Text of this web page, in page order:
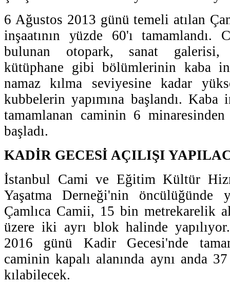
6 Ağustos 2013 günü temeli atılan
inşaatının yüzde 60'ı tamamlandı.
bulunan otopark, sanat galerisi,
kütüphane gibi bölümlerinin kaba
namaz kılma seviyesine kadar
kubbelerin yapımına başlandı. Kaba
tamamlanan caminin 6
başladı.
KADİR GECESİ AÇILIŞI
İstanbul Cami ve Eğitim Kültür
Yaşatma Derneği'nin öncülüğünde
Çamlıca Camii, 15 bin metrekarelik
üzere iki ayrı blok halinde
2016 günü Kadir Gecesi'nde
caminin kapalı alanında aynı anda
kılabilecek.